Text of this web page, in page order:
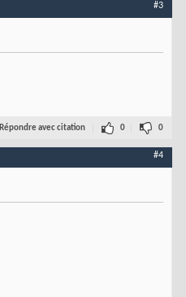
#3
Répondre avec citation 0 0
#4